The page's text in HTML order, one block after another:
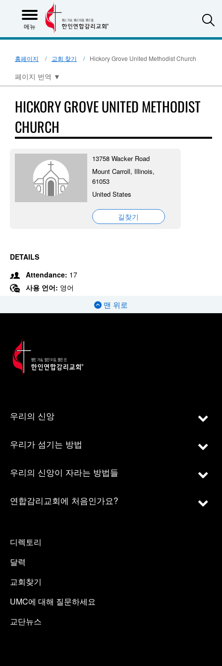
메뉴
홈페이지 교회 찾기 Hickory Grove United Methodist Church
페이지 번역 ▼
HICKORY GROVE UNITED METHODIST
CHURCH
13758 Wacker Road
Mount Carroll, Illinois,
61053
United States
길찾기
DETAILS
Attendance: 17
사용 언어: 영어
맨 위로
우리의 신앙
우리가 섬기는 방법
우리의 신앙이 자라는 방법들
연합감리교회에 처음인가요?
디렉토리
달력
교회찾기
UMC에 대해 질문하세요
교단뉴스